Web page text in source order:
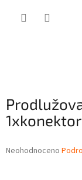
Průměrné
Neohodnoceno